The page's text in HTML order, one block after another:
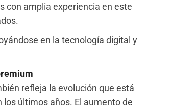
con amplia experiencia en este
en la tecnología digital y
refleja la evolución que está
últimos años. El aumento de